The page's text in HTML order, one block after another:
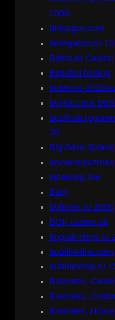
1000
bbmpgov.com
beregaevo.ru 10
Betfouru Casino
Betlabel betting
betwoon-
beyloc.com
30
Big Bass Splash
bjbajiapp.live
Blog
bobrovs.ru 2000
BOF casino uk
bogatir-shop.ru
bouillot-lino.com
bubbleshop.ru
Business,
Business,
Business,